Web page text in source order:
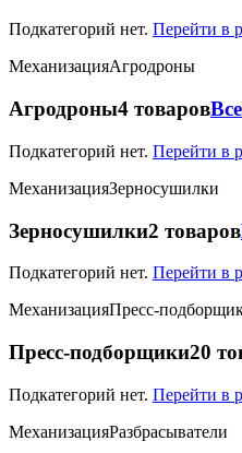
Подкатегорий нет. Перейти в
МеханизацияАгродроны
Агродроны4 товаров
Подкатегорий нет. Перейти в
МеханизацияЗерносушилки
Зерносушилки2 товаров
Подкатегорий нет. Перейти в
МеханизацияПресс-
Пресс-подборщики20
Подкатегорий нет. Перейти в
МеханизацияРазбрасыватели